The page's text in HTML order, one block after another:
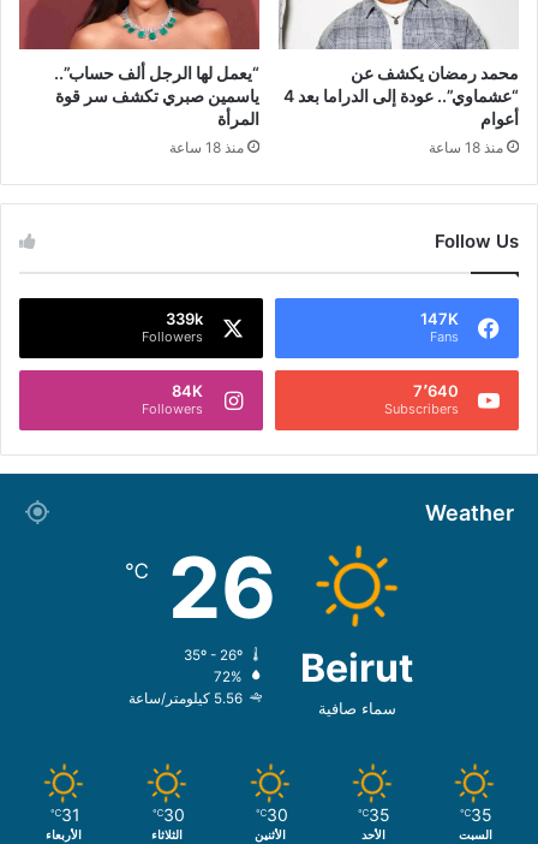
محمد رمضان يكشف عن
“عشماوي”.. عودة إلى الدراما بعد 4
أعوام
منذ 18 ساعة
“يعمل لها الرجل ألف حساب”..
ياسمين صبري تكشف سر قوة
المرأة
منذ 18 ساعة
Follow Us
147K
Fans
339k
Followers
7٬640
Subscribers
84K
Followers
Weather
Beirut
سماء صافية
26
℃
72%
5.56 كيلومتر/ساعة
35
℃
السبت
35
℃
الأحد
30
℃
الأثنين
30
℃
الثلاثاء
31
℃
الأربعاء